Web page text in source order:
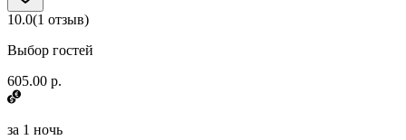
10.0(1 отзыв)
Выбор гостей
605.00 р.
за 1 ночь